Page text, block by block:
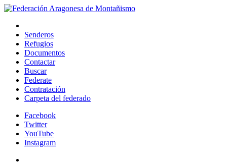
Senderos
Refugios
Documentos
Contactar
Buscar
Federate
Contratación
Carpeta del federado
Facebook
Twitter
YouTube
Instagram